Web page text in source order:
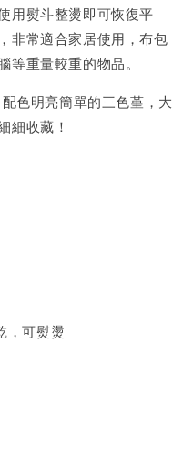
用熨斗整燙即可恢復平
非常適合家居使用，布包
等重量較重的物品。
色明亮簡單的三色堇，大
細收藏！
，可熨燙